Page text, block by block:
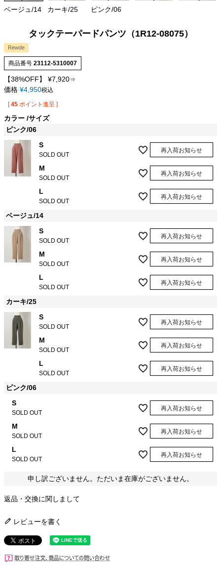
ベージュ/14 カーキ/25 ピンク/06
タックテーパードパンツ（1R12-08075）
Rewde
商品番号 23112-5310007
【38%OFF】 ¥7,920⇒
価格 ¥4,950税込
[ 45 ポイント進呈 ]
カラー サイズ
ピンク/06
S
SOLD OUT
再入荷お知らせ
M
SOLD OUT
再入荷お知らせ
L
SOLD OUT
再入荷お知らせ
ベージュ/14
S
SOLD OUT
再入荷お知らせ
M
SOLD OUT
再入荷お知らせ
L
SOLD OUT
再入荷お知らせ
カーキ/25
S
SOLD OUT
再入荷お知らせ
M
SOLD OUT
再入荷お知らせ
L
SOLD OUT
再入荷お知らせ
ピンク/06
S
SOLD OUT
再入荷お知らせ
M
SOLD OUT
再入荷お知らせ
L
SOLD OUT
再入荷お知らせ
申し訳ございません。ただいま在庫がございません。
返品・交換に関しまして
レビューを書く